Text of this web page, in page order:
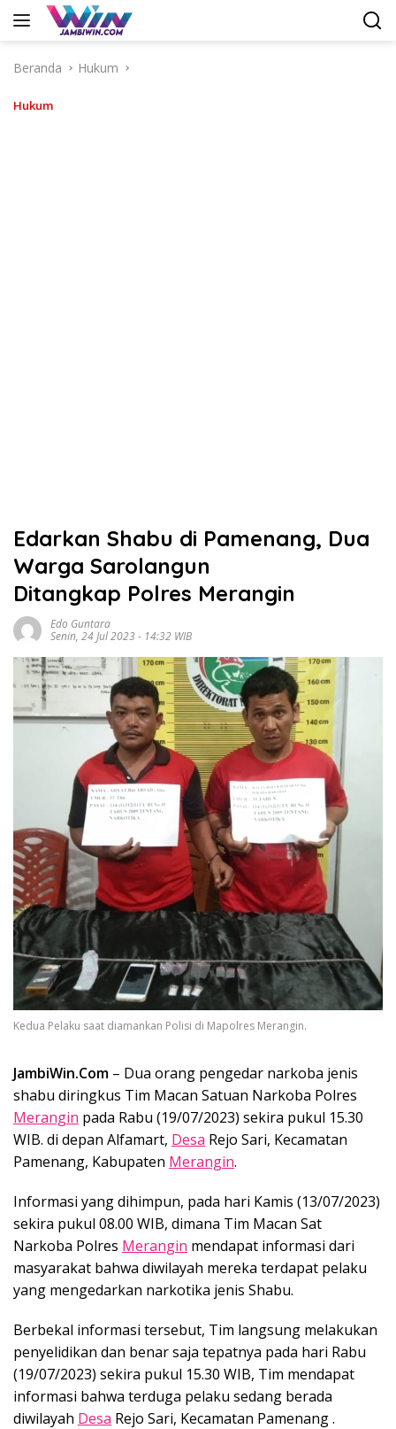
Langsung
Beranda
Hukum
Hukum
Edarkan Shabu di Pamenang, Dua
Warga Sarolangun
Ditangkap Polres Merangin
Edo Guntara
Senin, 24 Jul 2023 - 14:32 WIB
Kedua Pelaku saat diamankan Polisi di Mapolres Merangin.
JambiWin.Com – Dua orang pengedar narkoba jenis
shabu diringkus Tim Macan Satuan Narkoba Polres
Merangin pada Rabu (19/07/2023) sekira pukul 15.30
WIB. di depan Alfamart, Desa Rejo Sari, Kecamatan
Pamenang, Kabupaten Merangin.
Informasi yang dihimpun, pada hari Kamis (13/07/2023)
sekira pukul 08.00 WIB, dimana Tim Macan Sat
Narkoba Polres Merangin mendapat informasi dari
masyarakat bahwa diwilayah mereka terdapat pelaku
yang mengedarkan narkotika jenis Shabu.
Berbekal informasi tersebut, Tim langsung melakukan
penyelidikan dan benar saja tepatnya pada hari Rabu
(19/07/2023) sekira pukul 15.30 WIB, Tim mendapat
informasi bahwa terduga pelaku sedang berada
diwilayah Desa Rejo Sari, Kecamatan Pamenang .